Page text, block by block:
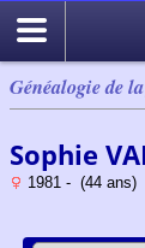
Généalogie de
Sophie
1981 - (44 ans)